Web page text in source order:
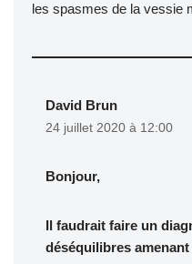
les spasmes de la vessie
David Brun
24 juillet 2020 à 12:00
Bonjour,
Il faudrait faire un
déséquilibres